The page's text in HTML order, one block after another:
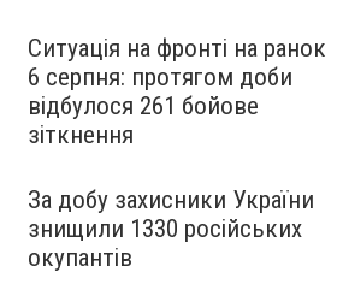
Ситуація на фронті на ранок
6 серпня: протягом доби
відбулося 261 бойове
зіткнення
За добу захисники України
знищили 1330 російських
окупантів